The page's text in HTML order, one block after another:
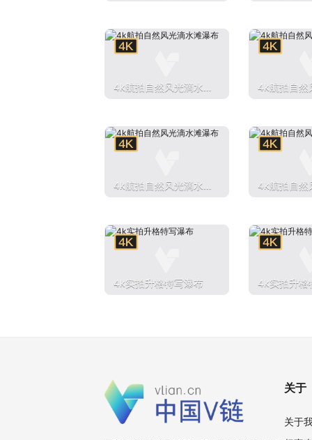
4k航拍自然风光滴水
4k航拍自然
4k航拍自然风光滴水
4k航拍自然
4k实拍升格特写瀑布 4k实拍升格
关于
关于